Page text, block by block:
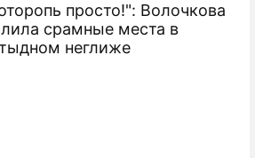
просто!": Волочкова
срамные места в
неглиже
причин смотреть
с Гариком Харламовым